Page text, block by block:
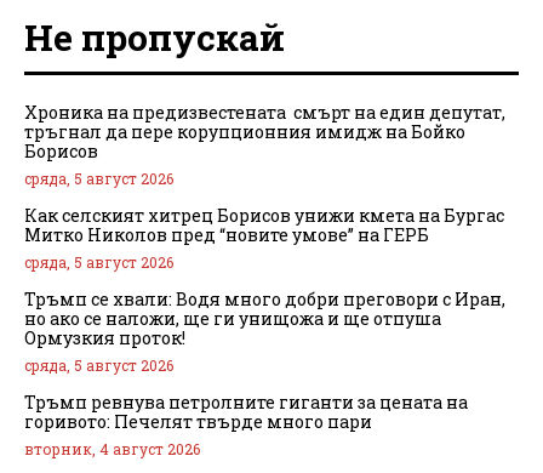
Не пропускай
Хроника на предизвестената смърт на един депутат,
тръгнал да пере корупционния имидж на Бойко
Борисов
сряда, 5 август 2026
Как селският хитрец Борисов унижи кмета на Бургас
Митко Николов пред “новите умове” на ГЕРБ
сряда, 5 август 2026
Тръмп се хвали: Водя много добри преговори с Иран,
но ако се наложи, ще ги унищожа и ще отпуша
Ормузкия проток!
сряда, 5 август 2026
Тръмп ревнува петролните гиганти за цената на
горивото: Печелят твърде много пари
вторник, 4 август 2026